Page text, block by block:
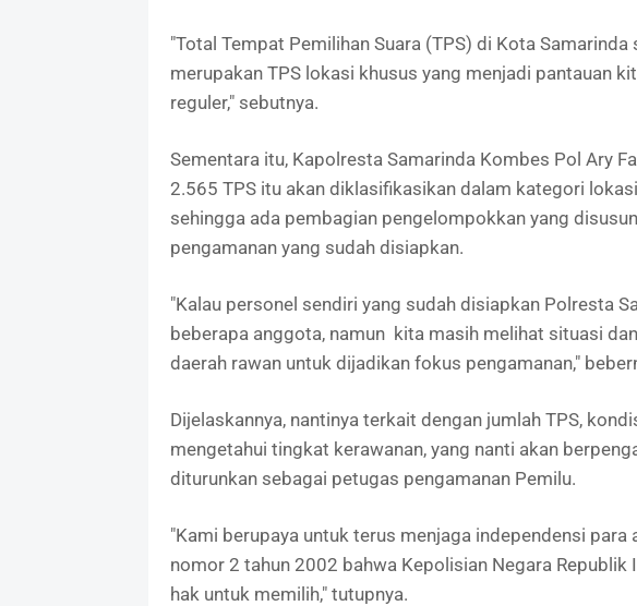
"Total Tempat Pemilihan Suara (TPS) di Kota
merupakan TPS lokasi khusus yang menjadi pantauan
reguler," sebutnya.
Sementara itu, Kapolresta Samarinda Kombes Pol Ary
2.565 TPS itu akan diklasifikasikan dalam kategori
sehingga ada pembagian pengelompokkan yang
pengamanan yang sudah disiapkan.
"Kalau personel sendiri yang sudah disiapkan Polresta
beberapa anggota, namun kita masih melihat situasi
daerah rawan untuk dijadikan fokus pengamanan,"
Dijelaskannya, nantinya terkait dengan jumlah TPS,
mengetahui tingkat kerawanan, yang nanti akan
diturunkan sebagai petugas pengamanan Pemilu.
"Kami berupaya untuk terus menjaga independensi
nomor 2 tahun 2002 bahwa Kepolisian Negara
hak untuk memilih," tutupnya.